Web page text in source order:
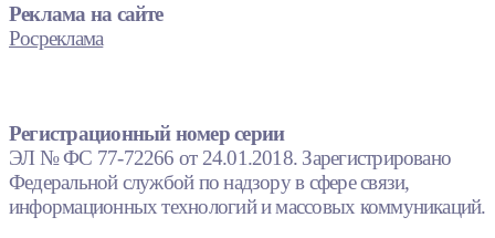
Реклама на сайте
Росреклама
Регистрационный номер серии
ЭЛ № ФС 77-72266 от 24.01.2018. Зарегистрировано
Федеральной службой по надзору в сфере связи,
информационных технологий и массовых коммуникаций.